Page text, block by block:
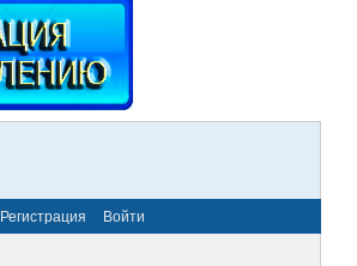
Регистрация Войти